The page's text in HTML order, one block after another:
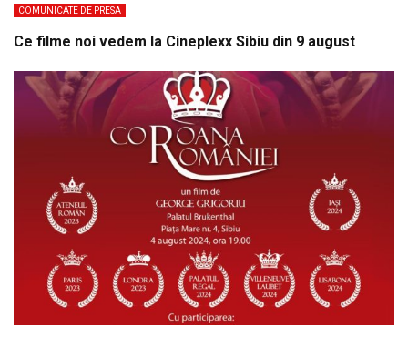
COMUNICATE DE PRESA
Ce filme noi vedem la Cineplexx Sibiu din 9 august